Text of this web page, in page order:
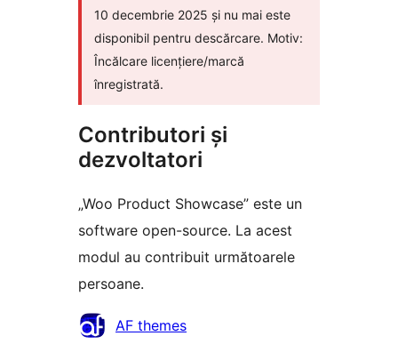
10 decembrie 2025 și nu mai este
disponibil pentru descărcare. Motiv:
Încălcare licențiere/marcă
înregistrată.
Contributori și
dezvoltatori
„Woo Product Showcase” este un
software open-source. La acest
modul au contribuit următoarele
persoane.
Contributori
AF themes